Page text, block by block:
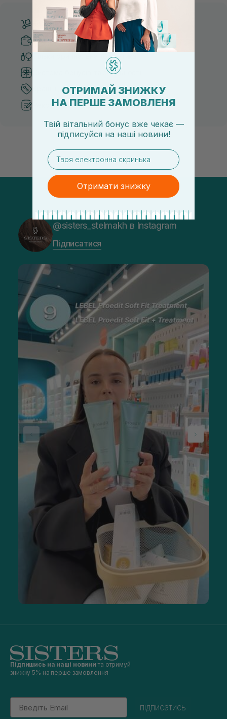
Безкоштовна доставка від 3000 UAH
Безпечні способи оплати
Тільки оригінальна косметика
Система бонусів та лояльності
Кращі ціни та топ товари
Рекомендації від косметологів
@sisters_stelmakh в Instagram
Підписатися
Підпишись на наші новини та отримуй
знижку 5% на перше замовлення
Email
підписатись
ОТРИМАЙ ЗНИЖКУ
НА ПЕРШЕ ЗАМОВЛЕНЯ
Твій вітальний бонус вже чекає —
підписуйся на наші новини!
email
Отримати знижку